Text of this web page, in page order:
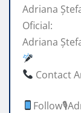
Adriana
Oficial:
Adriana
Contact